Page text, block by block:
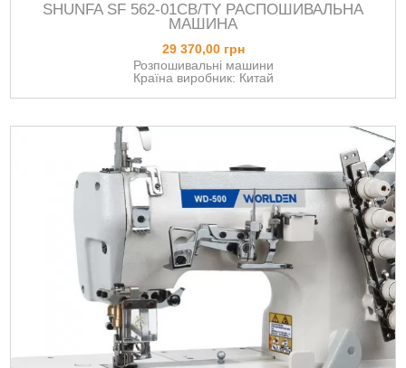
SHUNFA SF 562-01CВ/TY РАСПОШИВАЛЬНА
МАШИНА
29 370,00 грн
Розпошивальні машини
Країна виробник: Китай